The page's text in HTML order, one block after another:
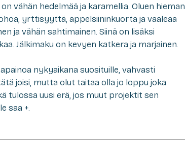
vähän hedelmää ja karamellia. Oluen hieman
yrttisyyttä, appelsiininkuorta ja vaaleaa
ja vähän sahtimainen. Siinä on lisäksi
Jälkimaku on kevyen katkera ja marjainen.
nykyaikana suosituille, vahvasti
joisi, mutta olut taitaa olla jo loppu joka
tulossa uusi erä, jos muut projektit sen
saa +.